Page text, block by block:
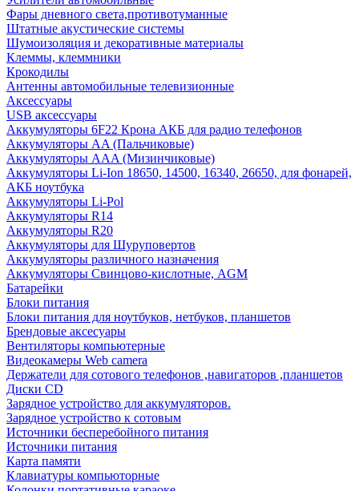
Фары дневного света,противотуманные
Штатные акустические системы
Шумоизоляция и декоративные материалы
Клеммы, клеммники
Крокодилы
Антенны автомобильные телевизионные
Аксессуары
USB аксессуары
Аккумуляторы 6F22 Крона АКБ для радио телефонов
Аккумуляторы AA (Пальчиковые)
Аккумуляторы AAA (Мизинчиковые)
Аккумуляторы Li-Ion 18650, 14500, 16340, 26650, для фонарей,
АКБ ноутбука
Аккумуляторы Li-Pol
Аккумуляторы R14
Аккумуляторы R20
Аккумуляторы для Шуруповертов
Аккумуляторы различного назначения
Аккумуляторы Свинцово-кислотные, AGM
Батарейки
Блоки питания
Блоки питания для ноутбуков, нетбуков, планшетов
Брендовые аксесуары
Вентиляторы компьютерные
Видеокамеры Web camera
Держатели для сотового телефонов ,навигаторов ,планшетов
Диски CD
Зарядное устройство для аккумуляторов.
Зарядное устройство к сотовым
Источники бесперебойного питания
Источники питания
Карта памяти
Клавиатуры компьюторные